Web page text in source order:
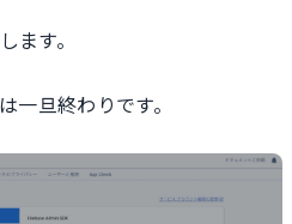
ます。
一旦終わりです。